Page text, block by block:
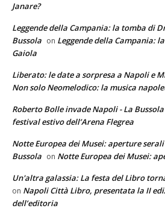
Janare?
Leggende della Campania: la tomba di
Bussola on Leggende della Campania:
Gaiola
Liberato: le date a sorpresa a Napoli e
Non solo Neomelodico: la musica
Roberto Bolle invade Napoli - La Bussola
festival estivo dell’Arena Flegrea
Notte Europea dei Musei: aperture
Bussola on Notte Europea dei Musei:
Un'altra galassia: La festa del Libro
on Napoli Città Libro, presentata la II
dell’editoria